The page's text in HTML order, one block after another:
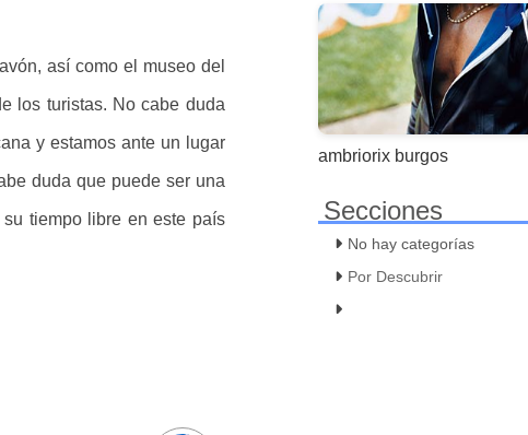
así como el museo del
los turistas. No cabe duda
y estamos ante un lugar
duda que puede ser una
tiempo libre en este país
ambriorix burgos
Secciones
No hay categorías
Por Descubrir